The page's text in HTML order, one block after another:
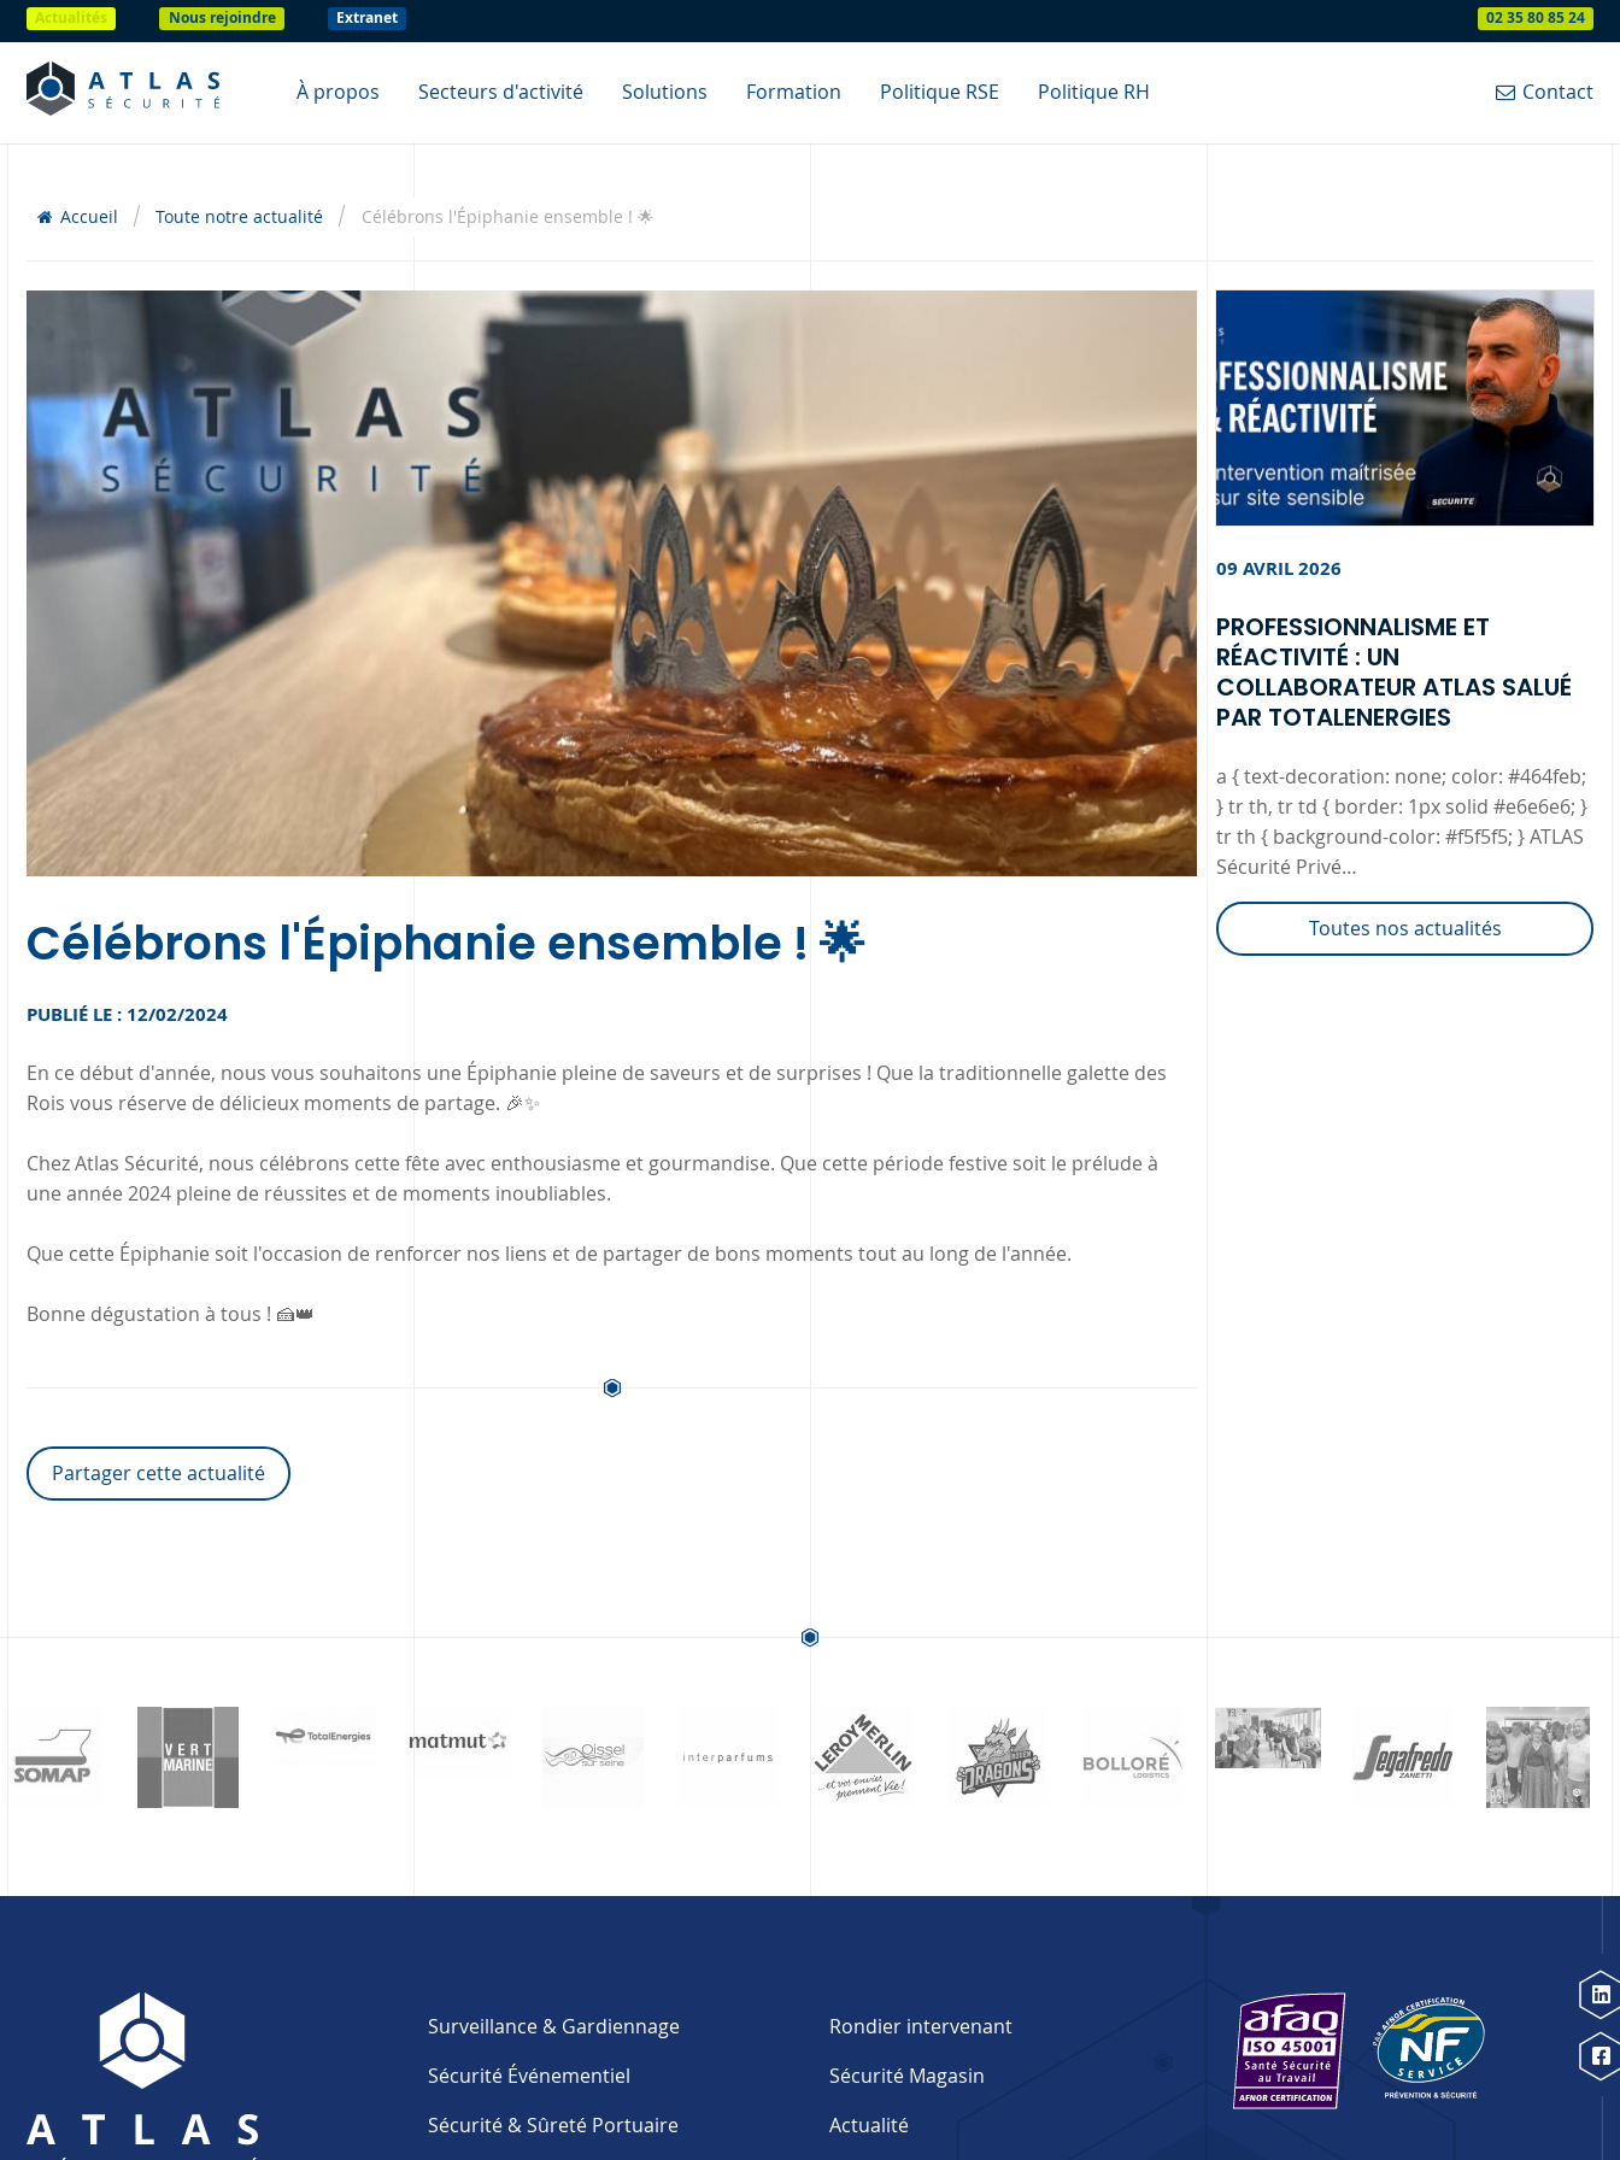
Actualités Nous rejoindre Extranet 02 35 80 85 24
À propos Secteurs d'activité Solutions Formation Politique RSE Contact
Politique RH
Accueil Toute notre actualité Célébrons l'Épiphanie ensemble ! 🌟
Célébrons l'Épiphanie ensemble ! 🌟
PUBLIÉ LE : 12/02/2024
En ce début d'année, nous vous souhaitons une Épiphanie pleine de saveurs et de surprises ! Que la traditionnelle galette des
Rois vous réserve de délicieux moments de partage. 🎉✨
Chez Atlas Sécurité, nous célébrons cette fête avec enthousiasme et gourmandise. Que cette période festive soit le prélude à
une année 2024 pleine de réussites et de moments inoubliables.
Que cette Épiphanie soit l'occasion de renforcer nos liens et de partager de bons moments tout au long de l'année.
Bonne dégustation à tous ! 🍰👑
Partager cette actualité
09 AVRIL 2026
PROFESSIONNALISME ET
RÉACTIVITÉ : UN
COLLABORATEUR ATLAS SALUÉ
PAR TOTALENERGIES
a { text-decoration: none; color: #464feb;
} tr th, tr td { border: 1px solid #e6e6e6; }
tr th { background-color: #f5f5f5; } ATLAS
Sécurité Privé…
Toutes nos actualités
Surveillance & Gardiennage
Sécurité Événementiel
Sécurité & Sûreté Portuaire
Rondier intervenant
Sécurité Magasin
Actualité